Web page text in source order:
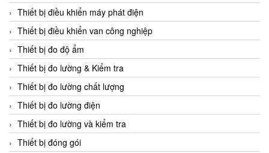
Centec GmbH
CEQUBE
CHAUVIN ARNOUX
Checkline
Chino
Chiyoda Seiki
Chiyoda-Tsusho
Chongqing Huaneng
Thiết bị điều khiển máy phát điện
Thiết bị điều khiển van công nghiệp
Thiết bị đo độ ẩm
Thiết bị đo lường & Kiểm tra
Thiết bị đo lường chất lượng
Thiết bị đo lường điện
Thiết bị đo lường và kiểm tra
Thiết bị đóng gói